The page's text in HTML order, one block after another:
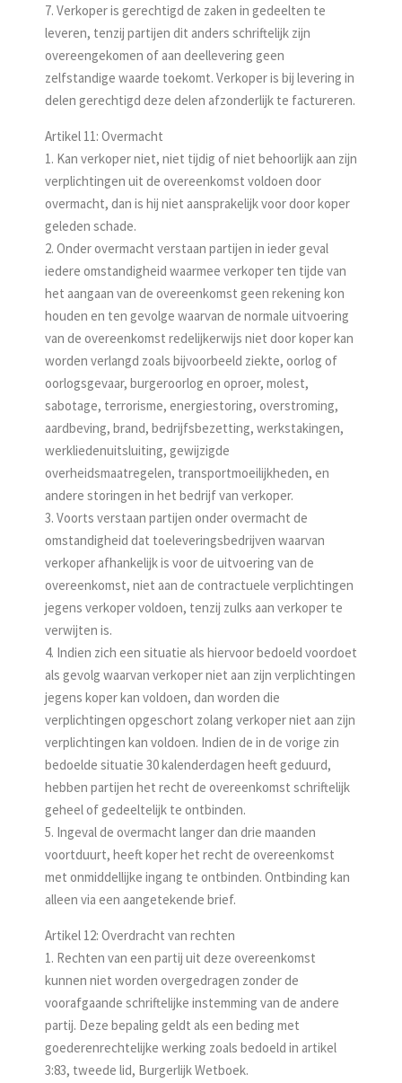
7. Verkoper is gerechtigd de zaken in gedeelten te
leveren, tenzij partijen dit anders schriftelijk zijn
overeengekomen of aan deellevering geen
zelfstandige waarde toekomt. Verkoper is bij levering in
delen gerechtigd deze delen afzonderlijk te factureren.
Artikel 11: Overmacht
1. Kan verkoper niet, niet tijdig of niet behoorlijk aan zijn
verplichtingen uit de overeenkomst voldoen door
overmacht, dan is hij niet aansprakelijk voor door koper
geleden schade.
2. Onder overmacht verstaan partijen in ieder geval
iedere omstandigheid waarmee verkoper ten tijde van
het aangaan van de overeenkomst geen rekening kon
houden en ten gevolge waarvan de normale uitvoering
van de overeenkomst redelijkerwijs niet door koper kan
worden verlangd zoals bijvoorbeeld ziekte, oorlog of
oorlogsgevaar, burgeroorlog en oproer, molest,
sabotage, terrorisme, energiestoring, overstroming,
aardbeving, brand, bedrijfsbezetting, werkstakingen,
werkliedenuitsluiting, gewijzigde
overheidsmaatregelen, transportmoeilijkheden, en
andere storingen in het bedrijf van verkoper.
3. Voorts verstaan partijen onder overmacht de
omstandigheid dat toeleveringsbedrijven waarvan
verkoper afhankelijk is voor de uitvoering van de
overeenkomst, niet aan de contractuele verplichtingen
jegens verkoper voldoen, tenzij zulks aan verkoper te
verwijten is.
4. Indien zich een situatie als hiervoor bedoeld voordoet
als gevolg waarvan verkoper niet aan zijn verplichtingen
jegens koper kan voldoen, dan worden die
verplichtingen opgeschort zolang verkoper niet aan zijn
verplichtingen kan voldoen. Indien de in de vorige zin
bedoelde situatie 30 kalenderdagen heeft geduurd,
hebben partijen het recht de overeenkomst schriftelijk
geheel of gedeeltelijk te ontbinden.
5. Ingeval de overmacht langer dan drie maanden
voortduurt, heeft koper het recht de overeenkomst
met onmiddellijke ingang te ontbinden. Ontbinding kan
alleen via een aangetekende brief.
Artikel 12: Overdracht van rechten
1. Rechten van een partij uit deze overeenkomst
kunnen niet worden overgedragen zonder de
voorafgaande schriftelijke instemming van de andere
partij. Deze bepaling geldt als een beding met
goederenrechtelijke werking zoals bedoeld in artikel
3:83, tweede lid, Burgerlijk Wetboek.